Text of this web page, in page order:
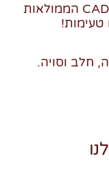
אלו קוביות שוקולד חלב של CADBURY הממולאות
טעימות!
חלב וסויה.